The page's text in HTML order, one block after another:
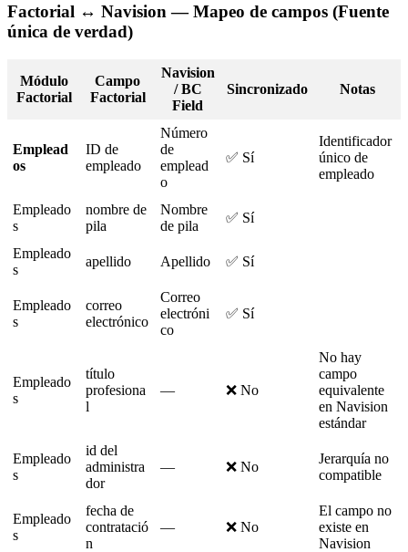
Factorial ↔ Navision — Mapeo de campos (Fuente
única de verdad)
Módulo
Factorial
Campo
Factorial
Navision
/ BC
Field
Sincronizado Notas
Emplead
os
ID de
empleado
Número
de
emplead
o
✅ Sí
Identificador
único de
empleado
Empleado
s
nombre de
pila
Nombre
de pila
✅ Sí
Empleado
s
apellido Apellido ✅ Sí
Empleado
s
correo
electrónico
Correo
electróni
co
✅ Sí
Empleado
s
título
profesiona
l
— ❌ No
No hay
campo
equivalente
en Navision
estándar
Empleado
s
id del
administra
dor
— ❌ No
Jerarquía no
compatible
Empleado
s
fecha de
contratació
n
— ❌ No
El campo no
existe en
Navision